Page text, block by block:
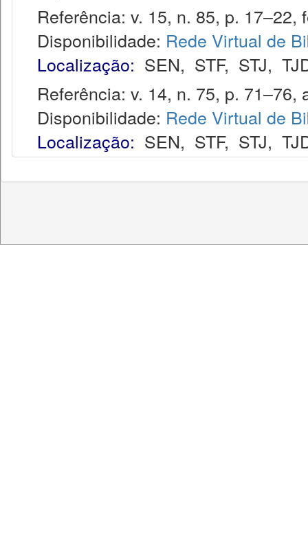
Referência: v. 15, n. 85, p. 17–22,
Disponibilidade: Rede Virtual de
Localização: SEN, STF, STJ,
Referência: v. 14, n. 75, p. 71–76,
Disponibilidade: Rede Virtual de
Localização: SEN, STF, STJ,